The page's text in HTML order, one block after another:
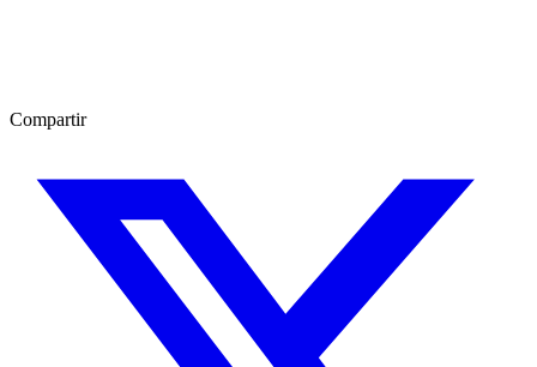
Compartir